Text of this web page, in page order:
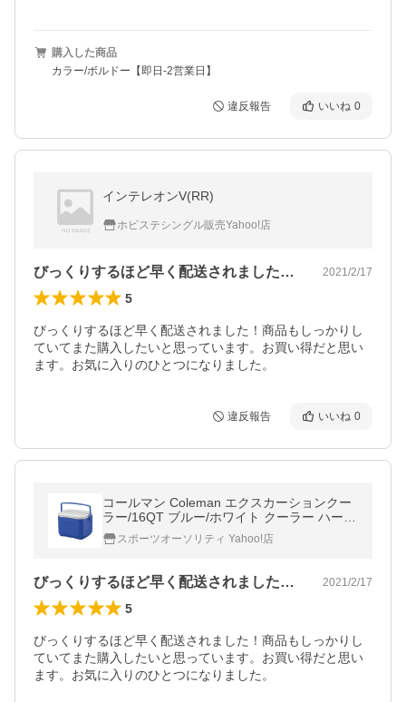
購入した商品
カラー/ボルドー【即日-2営業日】
違反報告 いいね 0
インテレオンV(RR)
ホビステシングル販売Yahoo!店
びっくりするほど早く配送されました！商… 2021/2/17
5
びっくりするほど早く配送されました！商品もしっかりし
ていてまた購入したいと思っています。お買い得だと思い
ます。お気に入りのひとつになりました。
違反報告 いいね 0
コールマン Coleman エクスカーションクー
ラー/16QT ブルー/ホワイト クーラー ハード
クーラー 10L~30L
スポーツオーソリティ Yahoo!店
びっくりするほど早く配送されました！商… 2021/2/17
5
びっくりするほど早く配送されました！商品もしっかりし
ていてまた購入したいと思っています。お買い得だと思い
ます。お気に入りのひとつになりました。